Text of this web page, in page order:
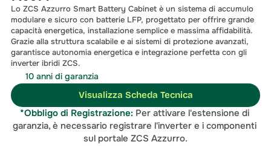
Lo ZCS Azzurro Smart Battery Cabinet è un sistema di accumulo
modulare e sicuro con batterie LFP, progettato per offrire grande
capacità energetica, installazione semplice e massima affidabilità.
Grazie alla struttura scalabile e ai sistemi di protezione avanzati,
garantisce autonomia energetica e integrazione perfetta con gli
inverter ibridi ZCS.
10 anni di garanzia
Visualizza Scheda Tecnica
*Obbligo di Registrazione: Per attivare l'estensione di
garanzia, è necessario registrare l'inverter e i componenti
sul portale ZCS Azzurro.